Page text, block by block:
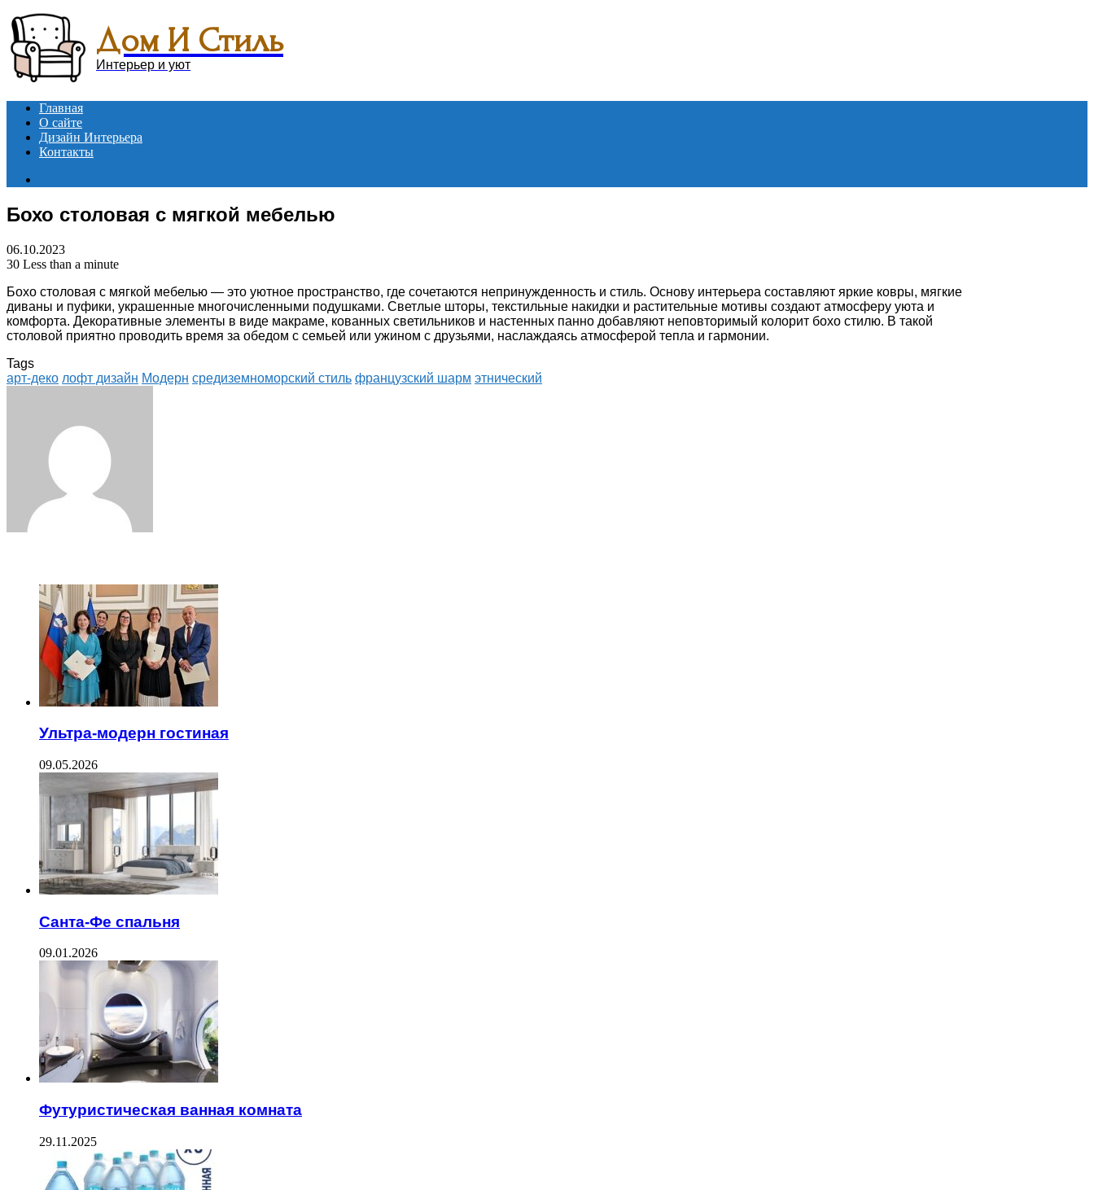
Menu
Дом И Стиль
Интерьер и уют
Главная
О сайте
Дизайн Интерьера
Контакты
Бохо столовая с мягкой мебелью
06.10.2023
30 Less than a minute
Бохо столовая с мягкой мебелью — это уютное пространство, где сочетаются непринужденность и стиль. Основу интерьера составляют яркие ковры, мягкие
диваны и пуфики, украшенные многочисленными подушками. Светлые шторы, текстильные накидки и растительные мотивы создают атмосферу уюта и
комфорта. Декоративные элементы в виде макраме, кованных светильников и настенных панно добавляют неповторимый колорит бохо стилю. В такой
столовой приятно проводить время за обедом с семьей или ужином с друзьями, наслаждаясь атмосферой тепла и гармонии.
Tags
арт-деко лофт дизайн Модерн средиземноморский стиль французский шарм этнический
Ультра-модерн гостиная
09.05.2026
Санта-Фе спальня
09.01.2026
Футуристическая ванная комната
29.11.2025